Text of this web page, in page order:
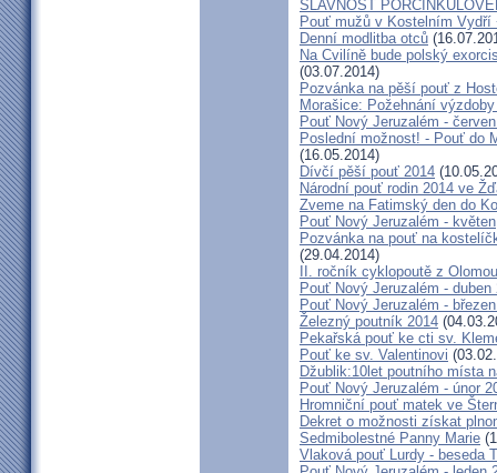
SLAVNOST
Pouť mužů v Kostelním Vydří
Denní modlitba otců
Na Cvilíně bude polský
(03.07.2014)
Pozvánka na pěší pouť z
Morašice: Požehnání
Pouť Nový Jeruzalém -
Poslední možnost! - Pouť do
(16.05.2014)
Dívčí pěší pouť 2014
Národní pouť rodin 2014 ve
Zveme na Fatimský den do
Pouť Nový Jeruzalém - květen
Pozvánka na pouť na
(29.04.2014)
II. ročník cyklopoutě z
Pouť Nový Jeruzalém - duben
Pouť Nový Jeruzalém -
Železný poutník 2014
Pekařská pouť ke cti sv.
Pouť ke sv. Valentinovi
Džublik:10let poutního místa
Pouť Nový Jeruzalém - únor
Hromniční pouť matek ve
Dekret o možnosti získat
Sedmibolestné Panny Marie
Vlaková pouť Lurdy - beseda